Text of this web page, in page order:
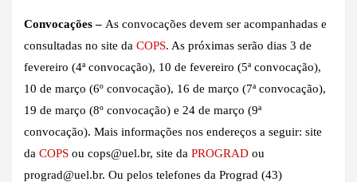
Convocações – As convocações devem ser acompanhadas e
consultadas no site da COPS. As próximas serão dias 3 de
fevereiro (4ª convocação), 10 de fevereiro (5ª convocação),
10 de março (6º convocação), 16 de março (7ª convocação),
19 de março (8º convocação) e 24 de março (9ª
convocação). Mais informações nos endereços a seguir: site
da COPS ou cops@uel.br, site da PROGRAD ou
prograd@uel.br. Ou pelos telefones da Prograd (43)